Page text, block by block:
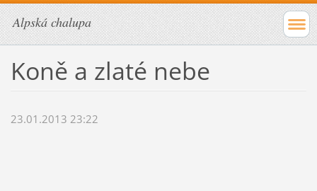
Alpská chalupa
Koně a zlaté nebe
23.01.2013 23:22